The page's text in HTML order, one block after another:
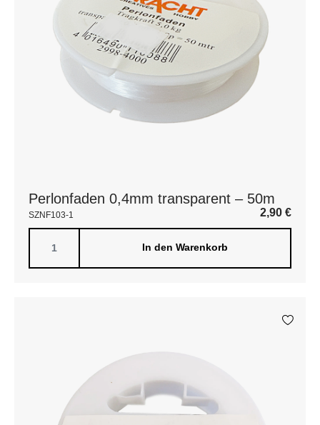
Perlonfaden 0,4mm transparent – 50m
SZNF103-1 2,90 €
In den Warenkorb